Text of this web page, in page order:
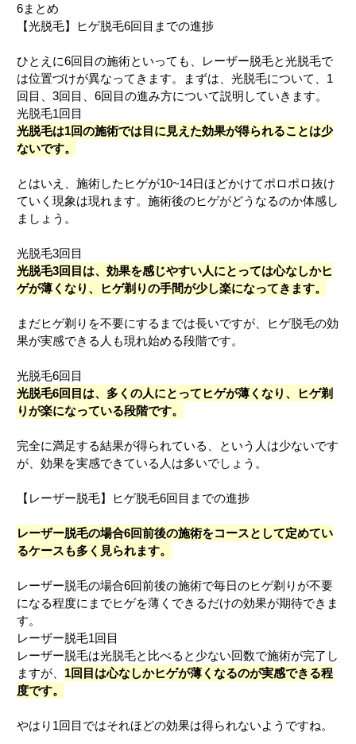
6まとめ
【光脱毛】ヒゲ脱毛6回目までの進捗
ひとえに6回目の施術といっても、レーザー脱毛と光脱毛で
は位置づけが異なってきます。まずは、光脱毛について、1
回目、3回目、6回目の進み方について説明していきます。
光脱毛1回目
光脱毛は1回の施術では目に見えた効果が得られることは少
ないです。
とはいえ、施術したヒゲが10~14日ほどかけてポロポロ抜け
ていく現象は現れます。施術後のヒゲがどうなるのか体感し
ましょう。
光脱毛3回目
光脱毛3回目は、効果を感じやすい人にとっては心なしかヒ
ゲが薄くなり、ヒゲ剃りの手間が少し楽になってきます。
まだヒゲ剃りを不要にするまでは長いですが、ヒゲ脱毛の効
果が実感できる人も現れ始める段階です。
光脱毛6回目
光脱毛6回目は、多くの人にとってヒゲが薄くなり、ヒゲ剃
りが楽になっている段階です。
完全に満足する結果が得られている、という人は少ないです
が、効果を実感できている人は多いでしょう。
【レーザー脱毛】ヒゲ脱毛6回目までの進捗
レーザー脱毛の場合6回前後の施術をコースとして定めてい
るケースも多く見られます。
レーザー脱毛の場合6回前後の施術で毎日のヒゲ剃りが不要
になる程度にまでヒゲを薄くできるだけの効果が期待できま
す。
レーザー脱毛1回目
レーザー脱毛は光脱毛と比べると少ない回数で施術が完了し
ますが、 1回目は心なしかヒゲが薄くなるのが実感できる程
度です。
やはり1回目ではそれほどの効果は得られないようですね。